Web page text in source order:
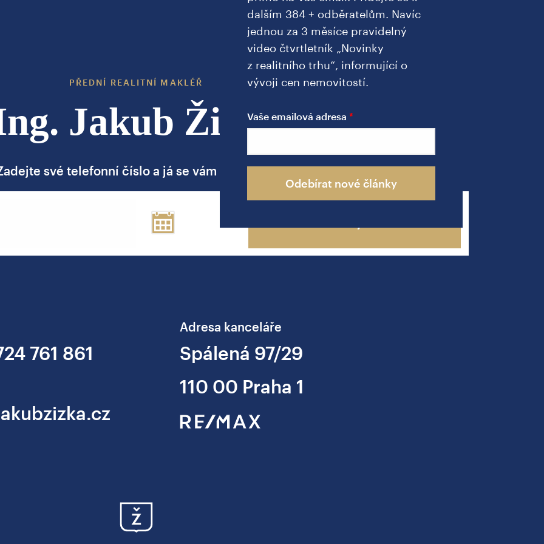
dalším 384 + odběratelům. Navíc
jednou za 3 měsíce pravidelný
video čtvrtletník „Novinky
z realitního trhu“, informující o
vývoji cen nemovitostí.
Vaše emailová adresa
Odebírat nové články
PŘEDNÍ REALITNÍ MAKLÉŘ
Jakub Žižka
své telefonní číslo a já se vám brzy ozvu
761 861
Adresa kanceláře
Spálená 97/29
110 00 Praha 1